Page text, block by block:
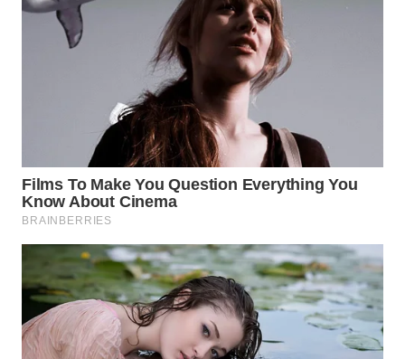
LIKUPANG
Wahana
Media
Group
WAHANA
NEWS
WAHANA
TANI